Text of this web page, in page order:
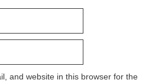
and website in this browser for the